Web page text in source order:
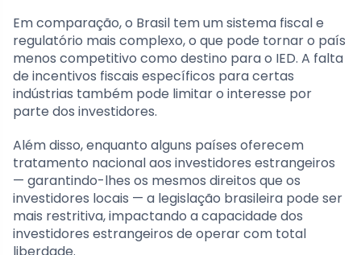
Em comparação, o Brasil tem um sistema fiscal e
regulatório mais complexo, o que pode tornar o país
menos competitivo como destino para o IED. A falta
de incentivos fiscais específicos para certas
indústrias também pode limitar o interesse por
parte dos investidores.
Além disso, enquanto alguns países oferecem
tratamento nacional aos investidores estrangeiros
— garantindo-lhes os mesmos direitos que os
investidores locais — a legislação brasileira pode ser
mais restritiva, impactando a capacidade dos
investidores estrangeiros de operar com total